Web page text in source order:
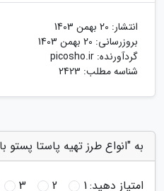
انتشار: 20 بهمن 1403
بروزرسانی: 20 بهمن 1403
گردآورنده: picosho.ir
شناسه مطلب: 2423
به "انواع طرز تهیه پاستا پستو
امتیاز دهید:1
2
3